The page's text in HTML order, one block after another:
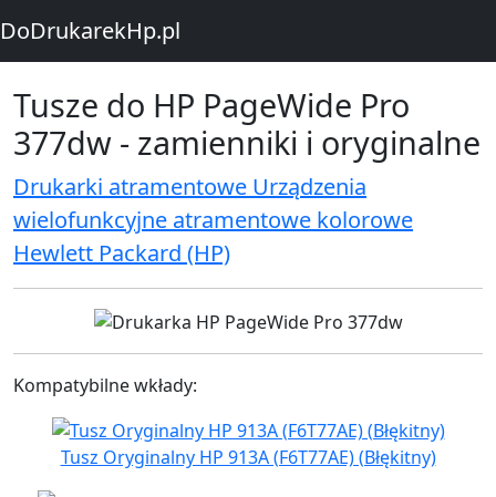
DoDrukarekHp.pl
Tusze do HP PageWide Pro
377dw - zamienniki i oryginalne
Drukarki atramentowe Urządzenia
wielofunkcyjne atramentowe kolorowe
Hewlett Packard (HP)
Kompatybilne wkłady:
Tusz Oryginalny HP 913A (F6T77AE) (Błękitny)